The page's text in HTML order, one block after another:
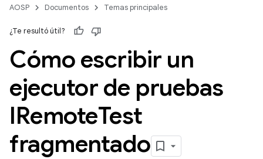
AOSP Documentos Temas principales
¿Te resultó útil?
Cómo escribir un
ejecutor de pruebas
IRemoteTest
fragmentado